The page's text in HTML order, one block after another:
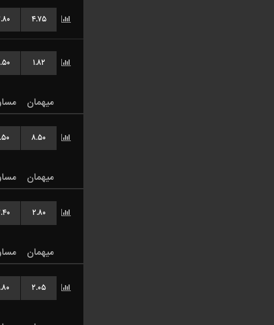
۴.۷۵
۱.۸۲
میهمان
۸.۵۰
میهمان
۲.۸۰
میهمان
۲.۰۵